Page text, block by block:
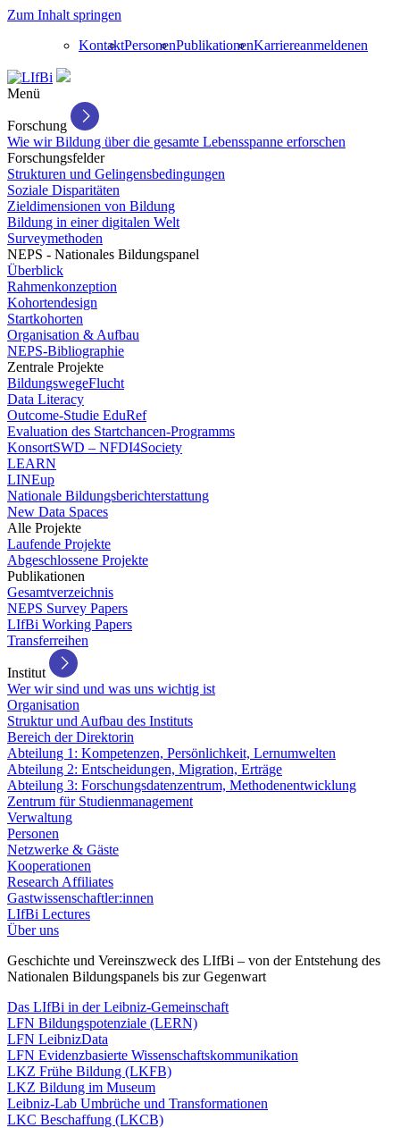
Zum Inhalt springen
KontaktPersonenPublikationenKarriereanmeldenen
Menü
Forschung
Wie wir Bildung über die gesamte Lebensspanne erforschen
Forschungsfelder
Strukturen und Gelingensbedingungen
Soziale Disparitäten
Zieldimensionen von Bildung
Bildung in einer digitalen Welt
Surveymethoden
NEPS - Nationales Bildungspanel
Überblick
Rahmenkonzeption
Kohortendesign
Startkohorten
Organisation & Aufbau
NEPS-Bibliographie
Zentrale Projekte
BildungswegeFlucht
Data Literacy
Outcome-Studie EduRef
Evaluation des Startchancen-Programms
KonsortSWD – NFDI4Society
LEARN
LINEup
Nationale Bildungsberichterstattung
New Data Spaces
Alle Projekte
Laufende Projekte
Abgeschlossene Projekte
Publikationen
Gesamtverzeichnis
NEPS Survey Papers
LIfBi Working Papers
Transferreihen
Institut
Wer wir sind und was uns wichtig ist
Organisation
Struktur und Aufbau des Instituts
Bereich der Direktorin
Abteilung 1: Kompetenzen, Persönlichkeit, Lernumwelten
Abteilung 2: Entscheidungen, Migration, Erträge
Abteilung 3: Forschungsdatenzentrum, Methodenentwicklung
Zentrum für Studienmanagement
Verwaltung
Personen
Netzwerke & Gäste
Kooperationen
Research Affiliates
Gastwissenschaftler:innen
LIfBi Lectures
Über uns
Geschichte und Vereinszweck des LIfBi – von der Entstehung des
Nationalen Bildungspanels bis zur Gegenwart
Das LIfBi in der Leibniz-Gemeinschaft
LFN Bildungspotenziale (LERN)
LFN LeibnizData
LFN Evidenzbasierte Wissenschaftskommunikation
LKZ Frühe Bildung (LKFB)
LKZ Bildung im Museum
Leibniz-Lab Umbrüche und Transformationen
LKC Beschaffung (LKCB)